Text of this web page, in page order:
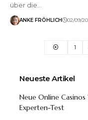
über die…
ANKE FRÖHLICH 02/09/
1
Neueste Artikel
Neue Online
Experten-Test